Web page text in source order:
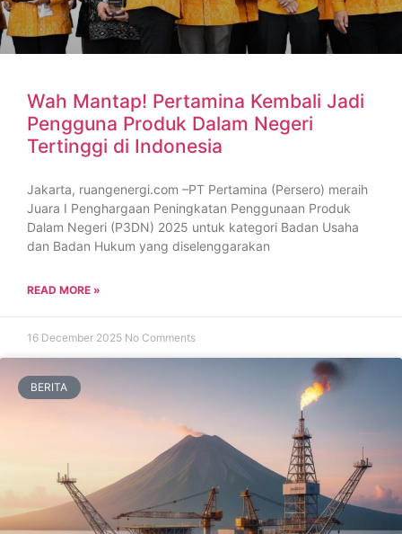
Wah Mantap! Pertamina Kembali Jadi
Pengguna Produk Dalam Negeri
Tertinggi di Indonesia
Jakarta, ruangenergi.com –PT Pertamina (Persero) meraih
Juara I Penghargaan Peningkatan Penggunaan Produk
Dalam Negeri (P3DN) 2025 untuk kategori Badan Usaha
dan Badan Hukum yang diselenggarakan
READ MORE »
16 December 2025 No Comments
BERITA